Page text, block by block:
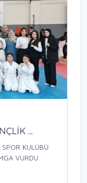
...
KULÜBÜ
VURDU